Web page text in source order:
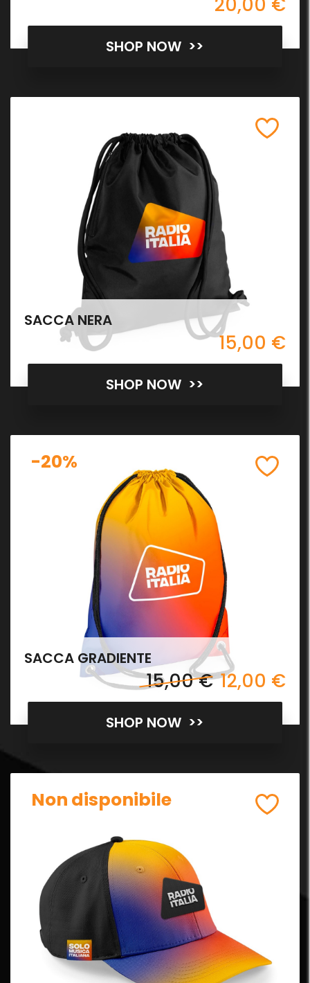
SHOP NOW >>
SACCA NERA
15,00 €
SHOP NOW >>
-20%
SACCA GRADIENTE
15,00 € 12,00 €
SHOP NOW >>
Non disponibile